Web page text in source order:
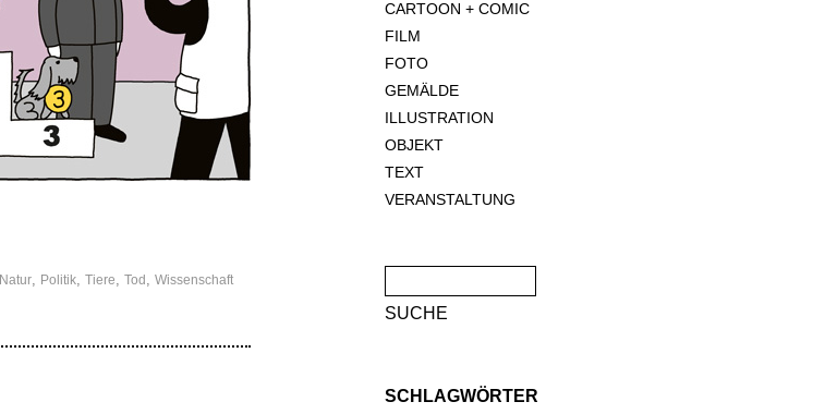
Natur, Politik, Tiere, Tod , Wissenschaft
CARTOON + COMIC
FILM
FOTO
GEMÄLDE
ILLUSTRATION
OBJEKT
TEXT
VERANSTALTUNG
nach:
SCHLAGWÖRTER